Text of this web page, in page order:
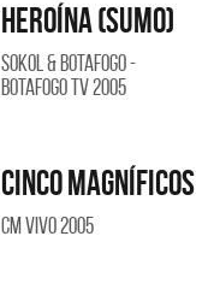
Heroína (Sumo)
Sokol & Botafogo -
Botafogo TV 2005
Cinco magníficos
CM Vivo 2005
SI NO ES